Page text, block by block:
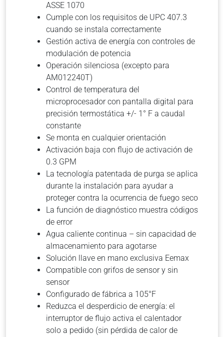
ASSE 1070
Cumple con los requisitos de UPC 407.3
cuando se instala correctamente
Gestión activa de energía con controles de
modulación de potencia
Operación silenciosa (excepto para
AM012240T)
Control de temperatura del
microprocesador con pantalla digital para
precisión termostática +/- 1° F a caudal
constante
Se monta en cualquier orientación
Activación baja con flujo de activación de
0.3 GPM
La tecnología patentada de purga se aplica
durante la instalación para ayudar a
proteger contra la ocurrencia de fuego seco
La función de diagnóstico muestra códigos
de error
Agua caliente continua – sin capacidad de
almacenamiento para agotarse
Solución llave en mano exclusiva Eemax
Compatible con grifos de sensor y sin
sensor
Configurado de fábrica a 105°F
Reduzca el desperdicio de energía: el
interruptor de flujo activa el calentador
solo a pedido (sin pérdida de calor de